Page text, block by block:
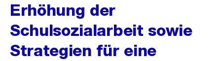
Erhöhung der
Schulsozialarbeit sowie
Strategien für eine